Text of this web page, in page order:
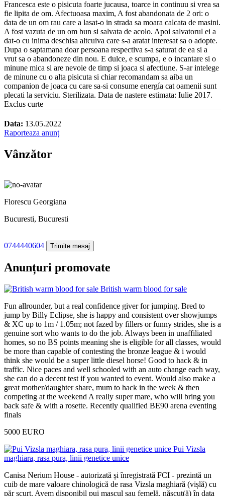
Francesca este o pisicuta foarte jucausa, toarce in continuu si vrea sa
fie lipita de om. Afectuoasa maxim, A fost abandonata de 2 ori: o
data de un om rau care a lasat-o in strada sa moara calcata de masini.
A fost vazuta de un om bun si salvata de acolo. Apoi salvatorul ei a
dat-o cu inima deschisa altcuiva care s-a aratat interesat sa o adopte.
Dupa o saptamana doar persoana respectiva s-a saturat de ea si a
vrut sa o abandoneze din nou. E dulce, e scumpa, e o incantare si o
minune mica si are nevoie de timp si joaca si afectiune. S-ar intelege
de minune cu o alta pisicuta si chiar recomandam sa aiba un
companion de joaca cu care sa-si consume energía cat oamenii sunt
plecati la serviciu. Sterilizata. Data de nastere estimata: Iulie 2017.
Exclus curte
Data: 13.05.2022
Raporteaza anunț
Vânzător
Florescu Georgiana
Bucuresti, Bucuresti
0744440604 Trimite mesaj
Anunțuri promovate
British warm blood for sale
Fun allrounder, but a real confidence giver for jumping. Bred to
jump by Billy Eclipse, she is happy and consistent over showjumps
& XC up to 1m / 1.05m; not fazed by fillers or funny strides, she is a
genuine sort who wants to do the job. Always been in unaffiliated
homes, so no BS points meaning she is eligible for all classes, would
be more than capable of contesting the bronze league & i would
think she would be a super little diesel horse! Good to hack & in
traffic. Nice paces and well schooled with an auto change each way,
she can do a decent test if you wanted to event. Would also make a
great mother/daughter share, mum to hack in the week & then
competing at the weekend A really super mare, who will bring you
back safe & with a rosette. Recently qualified BE90 arena eventing
finals
5000 EURO
Pui Vizsla
maghiara, rasa pura, linii genetice unice
Canisa Nerium House - autorizată și înregistrată FCI - prezintă un
cuib de mare valoare chinologică de rasa Vizsla maghiară (vișlă) cu
păr scurt. Avem disponibil pui mascul sau femelă, născut(ă) în data